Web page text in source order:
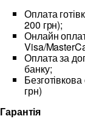
Оплата
200 грн);
Онлайн
Visa/
Оплата за
банку;
грн)
Гарантія